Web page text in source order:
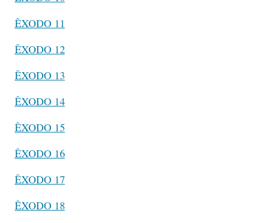
ÊXODO 11
ÊXODO 12
ÊXODO 13
ÊXODO 14
ÊXODO 15
ÊXODO 16
ÊXODO 17
ÊXODO 18